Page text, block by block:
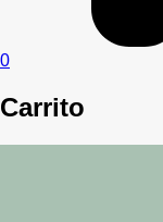
0
Carrito